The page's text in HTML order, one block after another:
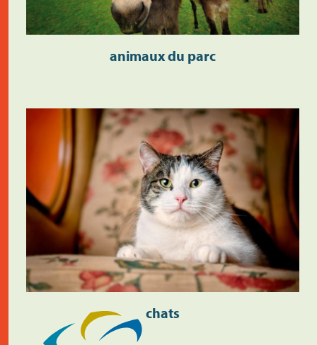
animaux du parc
chats